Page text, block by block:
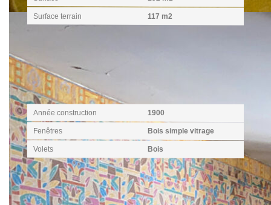
Surface terrain 117 m2
Extérieur
Année construction 1900
Fenêtres Bois simple vitrage
Volets Bois